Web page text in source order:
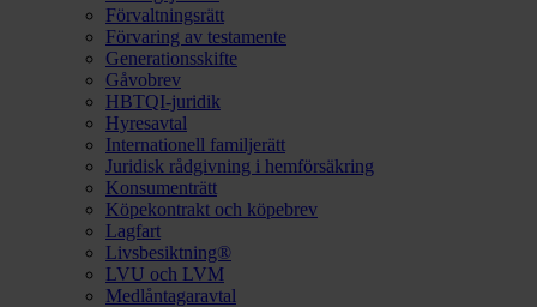
Förvaltningsrätt
Förvaring av testamente
Generationsskifte
Gåvobrev
HBTQI-juridik
Hyresavtal
Internationell familjerätt
Juridisk rådgivning i hemförsäkring
Konsumenträtt
Köpekontrakt och köpebrev
Lagfart
Livsbesiktning®
LVU och LVM
Medlåntagaravtal